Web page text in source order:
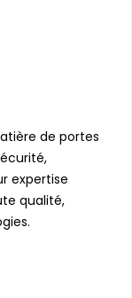
de portes
expertise
qualité,